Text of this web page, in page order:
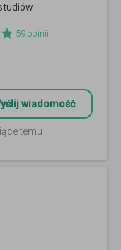
59 opinii
wiadomość
temu